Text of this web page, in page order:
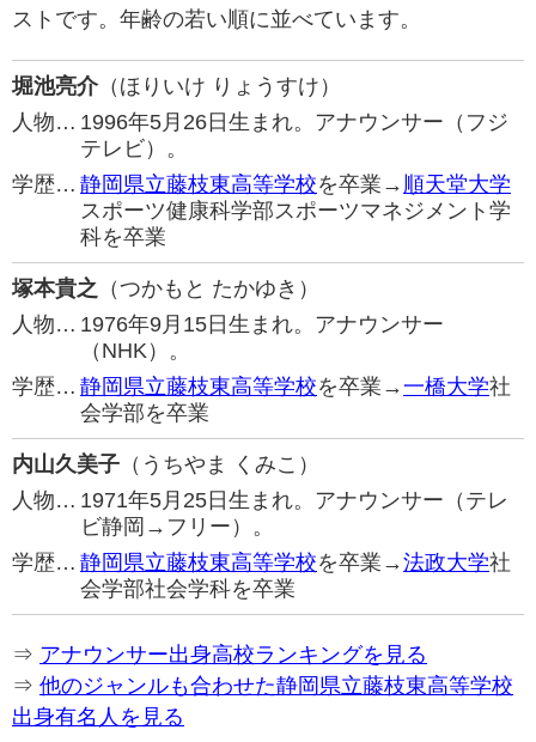
ストです。年齢の若い順に並べています。
堀池亮介（ほりいけ りょうすけ）
人物… 1996年5月26日生まれ。アナウンサー（フジ
テレビ）。
学歴… 静岡県立藤枝東高等学校を卒業→ 順天堂大学
スポーツ健康科学部スポーツマネジメント学
科を卒業
塚本貴之 （つかもと たかゆき）
人物… 1976年9月15日生まれ。アナウンサー
（NHK）。
学歴… 静岡県立藤枝東高等学校を卒業→一橋大学社
会学部を卒業
内山久美子 （うちやま くみこ）
人物… 1971年5月25日生まれ。アナウンサー（テレ
ビ静岡→フリー）。
学歴… 静岡県立藤枝東高等学校を卒業→法政大学社
会学部社会学科を卒業
⇒ アナウンサー出身高校ランキングを見る
⇒ 他のジャンルも合わせた静岡県立藤枝東高等学校
出身有名人を見る